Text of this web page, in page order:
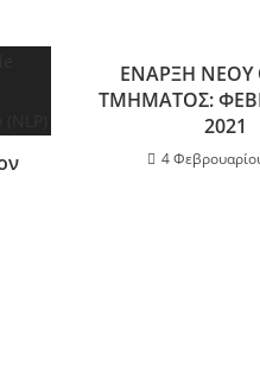
ΕΝΑΡΞΗ ΝΕΟΥ
ΤΜΗΜΑΤΟΣ:
2021
4